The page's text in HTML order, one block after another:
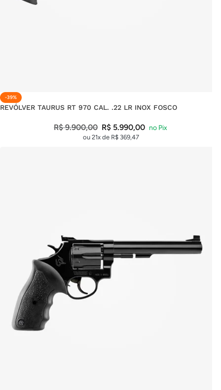
-39%
REVÓLVER TAURUS RT 970 CAL. .22 LR INOX FOSCO
R$9.900,00 R$ 5.990,00
ou 21x de R$369,47